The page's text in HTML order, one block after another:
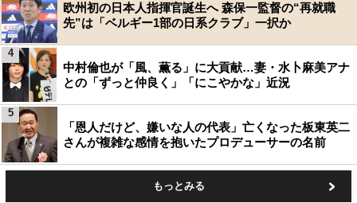
欧州初の日本人指揮官誕生へ 森保一監督の“再就職
先”は「ベルギー1部の日系クラブ」一択か
中村倫也が「風、薫る」に大貢献…妻・水卜麻美アナ
との「ずっと仲良く」「にこやかな」近況
4
「恩人だけど、嫌いな人の代表」亡くなった板東英二
さんが複雑な感情を抱いたプロデューサーの名前
5
もっとみる